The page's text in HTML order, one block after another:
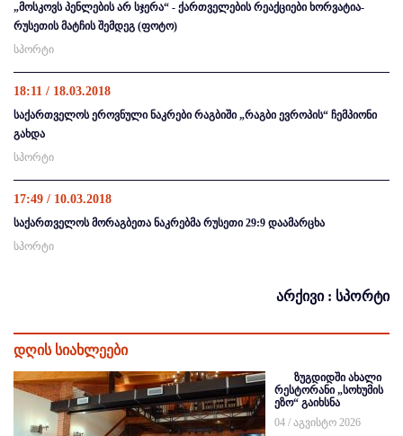
„მოსკოვს პენლების არ სჯერა“ - ქართველების რეაქციები ხორვატია-
რუსეთის მატჩის შემდეგ (ფოტო)
სპორტი
18:11 / 18.03.2018
საქართველოს ეროვნული ნაკრები რაგბიში „რაგბი ევროპის“ ჩემპიონი
გახდა
სპორტი
17:49 / 10.03.2018
საქართველოს მორაგბეთა ნაკრებმა რუსეთი 29:9 დაამარცხა
სპორტი
არქივი : სპორტი
დღის სიახლეები
ზუგდიდში ახალი
რესტორანი „სოხუმის
ეზო“ გაიხსნა
04 / აგვისტო 2026